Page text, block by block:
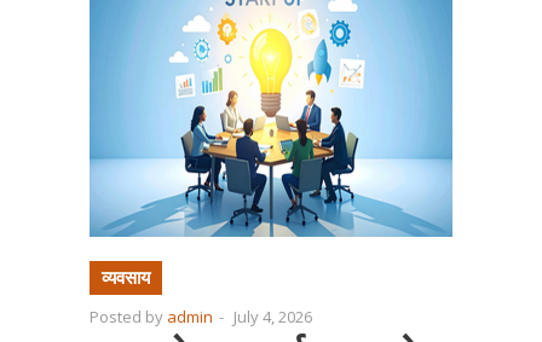
व्यवसाय
Posted by admin - July 4, 2026